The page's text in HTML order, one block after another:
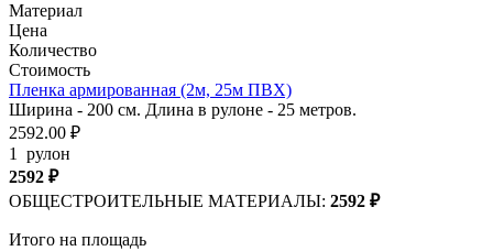
Материал
Цена
Количество
Стоимость
Пленка армированная (2м, 25м ПВХ)
Ширина - 200 см. Длина в рулоне - 25 метров.
2592.00 ₽
1
рулон
2592 ₽
ОБЩЕСТРОИТЕЛЬНЫЕ МАТЕРИАЛЫ: 2592 ₽
Итого на площадь